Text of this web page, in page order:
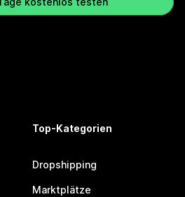
Top-Kategorien
Dropshipping
Marktplätze